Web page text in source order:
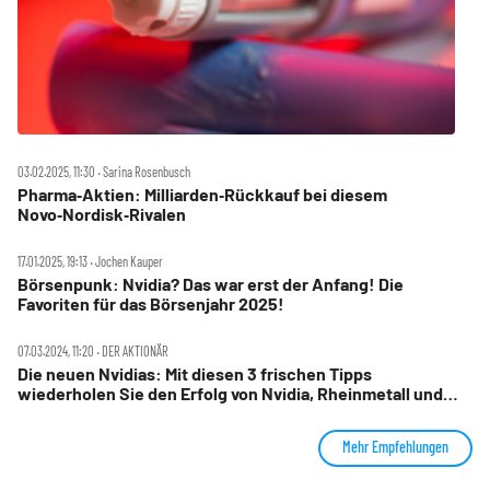
03.02.2025, 11:30 ‧ Sarina Rosenbusch
Pharma‑Aktien: Milliarden‑Rückkauf bei diesem
Novo‑Nordisk‑Rivalen
17.01.2025, 19:13 ‧ Jochen Kauper
Börsenpunk: Nvidia? Das war erst der Anfang! Die
Favoriten für das Börsenjahr 2025!
07.03.2024, 11:20 ‧ DER AKTIONÄR
Die neuen Nvidias: Mit diesen 3 frischen Tipps
wiederholen Sie den Erfolg von Nvidia, Rheinmetall und
Mehr Empfehlungen